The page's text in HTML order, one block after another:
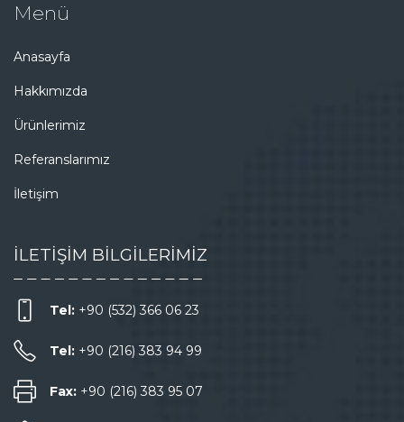
Menü
Anasayfa
Hakkımızda
Ürünlerimiz
Referanslarımız
İletişim
İLETİŞİM BİLGİLERİMİZ
Tel: +90 (532) 366 06 23
Tel: +90 (216) 383 94 99
Fax: +90 (216) 383 95 07